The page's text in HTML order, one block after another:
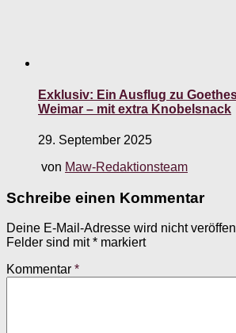
Exklusiv: Ein Ausflug zu
Weimar – mit extra Knobelsnack
29. September 2025
von Maw-Redaktionsteam
Schreibe einen Kommentar
Deine E-Mail-Adresse wird nicht
Felder sind mit* markiert
Kommentar *